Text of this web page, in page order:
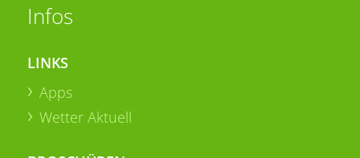
Infos
LINKS
Apps
Wetter Aktuell